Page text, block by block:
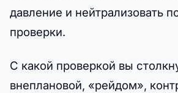
давление и нейтрализовать
проверки.
С какой проверкой вы
внеплановой, «рейдом»,